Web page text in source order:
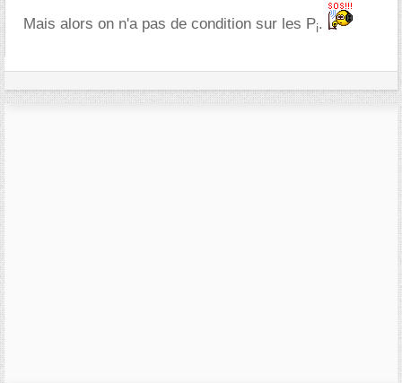
Mais alors on n'a pas de condition sur les Pi.